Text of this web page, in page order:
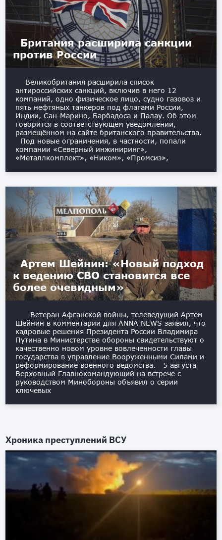
Британия расширила санкции
против России
Великобритания расширила список
антироссийских санкций, включив в него 12
компаний, одно физическое лицо, судно газовоз и
пять нефтяных танкеров под флагами России,
Индии, Сан-Марино, Барбадоса и Палау. Об этом
говорится в соответствующем уведомлении,
размещённом на сайте британского правительства.
Под новые ограничения, в частности, попали
компании «Северный инжиниринг»,
«Металлкомплект», «Ником», «Промсиз»,
Артем Шейнин: «Новый подход
к ведению СВО становится все
более очевидным»
Ветеран Афганской войны, телеведущий Артем
Шейнин в комментарии для ANNA NEWS заявил, что
кадровые решения Президента России Владимира
Путина в Министерстве обороны свидетельствуют о
качественно новом уровне вовлеченности главы
государства в управление Вооруженными Силами и
реформирование военного ведомства. 5 августа
Верховный Главнокомандующий на встрече с
руководством Минобороны объявил о серии
ключевых
Хроника преступлений ВСУ